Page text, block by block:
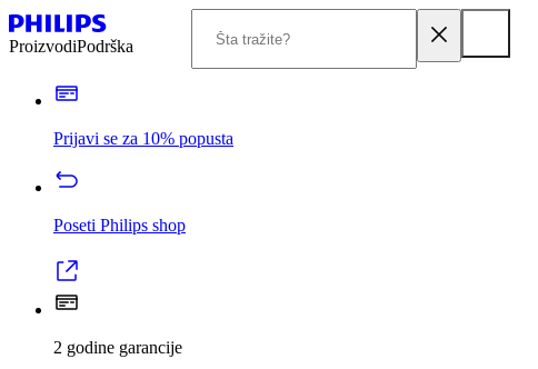
ProizvodiPodrška
Prijavi se za 10% popusta
Poseti Philips shop
2 godine garancije